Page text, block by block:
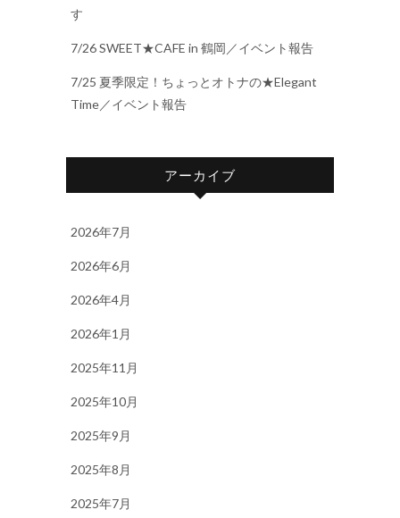
す
7/26 SWEET★CAFE in 鶴岡／イベント報告
7/25 夏季限定！ちょっとオトナの★Elegant
Time／イベント報告
アーカイブ
2026年7月
2026年6月
2026年4月
2026年1月
2025年11月
2025年10月
2025年9月
2025年8月
2025年7月